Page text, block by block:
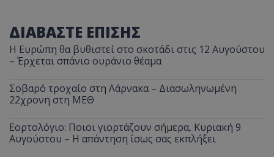
ΔΙΑΒΑΣΤΕ ΕΠΙΣΗΣ
Η Ευρώπη θα βυθιστεί στο σκοτάδι στις 12 Αυγούστου
– Έρχεται σπάνιο ουράνιο θέαμα
Σοβαρό τροχαίο στη Λάρνακα – Διασωληνωμένη
22χρονη στη ΜΕΘ
Εορτολόγιο: Ποιοι γιορτάζουν σήμερα, Κυριακή 9
Αυγούστου – Η απάντηση ίσως σας εκπλήξει